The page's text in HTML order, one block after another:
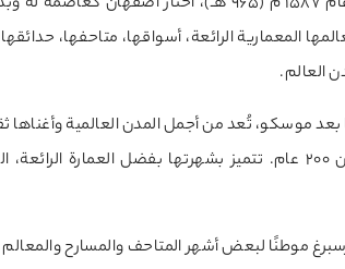
المعمارية الرائعة، أسواقها، متاحفها، حدائقها
العالم.
الأكبر، وكانت عاصمة روسيا لأكثر من 200 عام. تتميز بشهرتها
موطنًا لبعض أشهر المتاحف والمسارح